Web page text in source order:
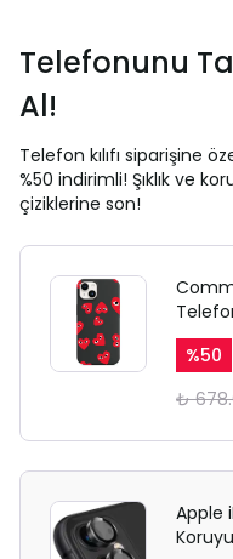
Telefonunu
Al!
Telefon kılıfı siparişine
%50 indirimli! Şıklık ve
çiziklerine son!
%50
₺
Apple